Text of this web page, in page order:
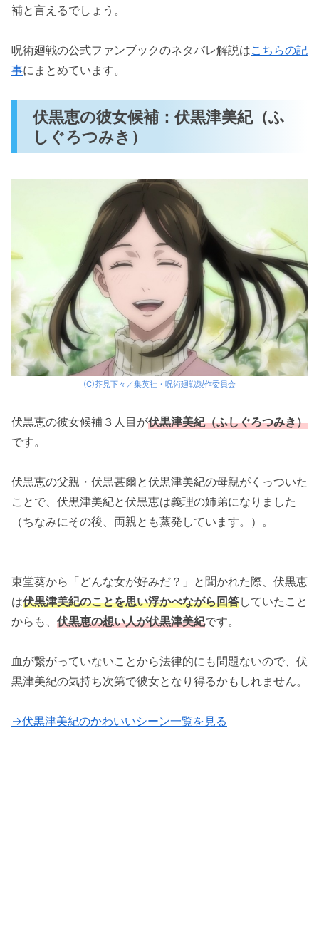
補と言えるでしょう。
呪術廻戦の公式ファンブックのネタバレ解説はこちらの記
事にまとめています。
伏黒恵の彼女候補：伏黒津美紀（ふ
しぐろつみき）
(C)芥見下々／集英社・呪術廻戦製作委員会
伏黒恵の彼女候補３人目が伏黒津美紀（ふしぐろつみき）
です。
伏黒恵の父親・伏黒甚爾と伏黒津美紀の母親がくっついた
ことで、伏黒津美紀と伏黒恵は義理の姉弟になりました
（ちなみにその後、両親とも蒸発しています。）。
東堂葵から「どんな女が好みだ？」と聞かれた際、伏黒恵
は伏黒津美紀のことを思い浮かべながら回答していたこと
からも、 伏黒恵の想い人が伏黒津美紀です。
血が繋がっていないことから法律的にも問題ないので、伏
黒津美紀の気持ち次第で彼女となり得るかもしれません。
→伏黒津美紀のかわいいシーン一覧を見る